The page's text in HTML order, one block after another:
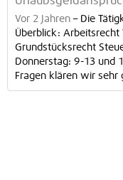
Vor 2 Jahren – Die
Überblick:
Grundstücksrecht
Donnerstag: 9-13 und
Fragen klären wir sehr